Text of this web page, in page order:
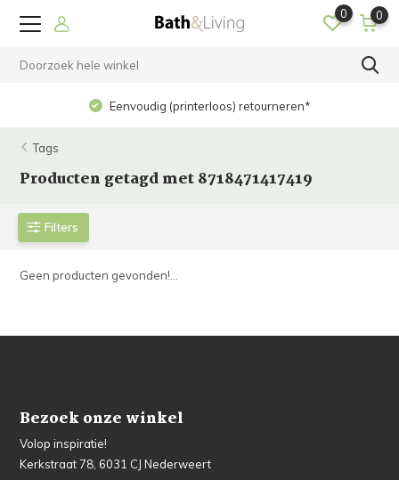
0 0
Eenvoudig (printerloos) retourneren*
Tags
Producten getagd met 8718471417419
Filters
Geen producten gevonden!...
Bezoek onze winkel
Volop inspiratie!
Kerkstraat 78, 6031 CJ Nederweert